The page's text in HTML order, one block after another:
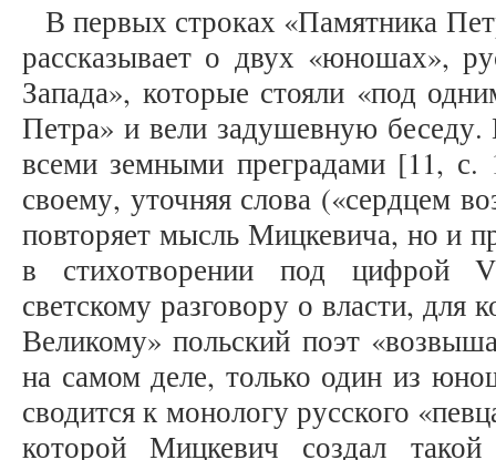
В первых строках «Памятника
рассказывает о двух «юношах»,
Запада», которые стояли «под
Петра» и вели задушевную
всеми земными преградами [11,
своему, уточняя слова («сердцем
повторяет мысль Мицкевича, но и
в стихотворении под цифрой
светскому разговору о власти, для
Великому» польский поэт
на самом деле, только один из
сводится к монологу русского
которой Мицкевич создал